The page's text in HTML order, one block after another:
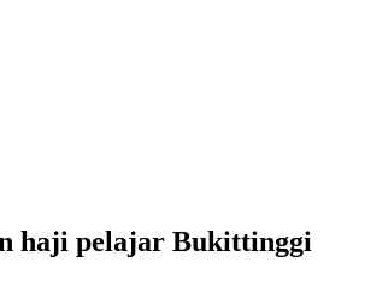
haji pelajar Bukittinggi